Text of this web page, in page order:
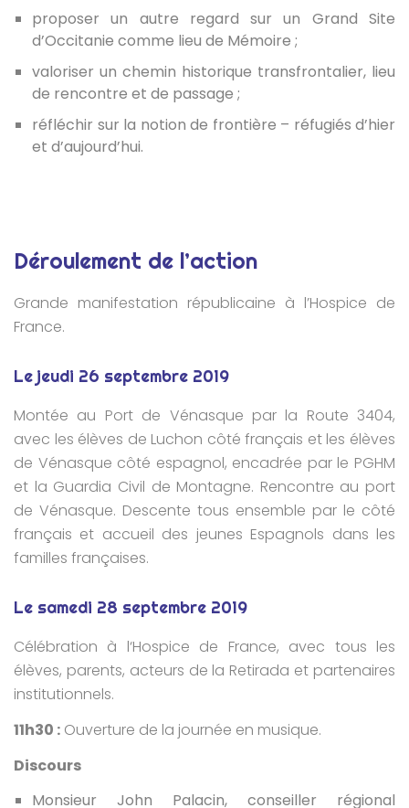
proposer un autre regard sur un Grand Site
d’Occitanie comme lieu de Mémoire ;
valoriser un chemin historique transfrontalier, lieu
de rencontre et de passage ;
réfléchir sur la notion de frontière – réfugiés d’hier
et d’aujourd’hui.
Déroulement de l’action
Grande manifestation républicaine à l’Hospice de
France.
Le jeudi 26 septembre 2019
Montée au Port de Vénasque par la Route 3404,
avec les élèves de Luchon côté français et les élèves
de Vénasque côté espagnol, encadrée par le PGHM
et la Guardia Civil de Montagne. Rencontre au port
de Vénasque. Descente tous ensemble par le côté
français et accueil des jeunes Espagnols dans les
familles françaises.
Le samedi 28 septembre 2019
Célébration à l‘Hospice de France, avec tous les
élèves, parents, acteurs de la Retirada et partenaires
institutionnels.
11h30 : Ouverture de la journée en musique.
Discours
Monsieur John Palacin, conseiller régional